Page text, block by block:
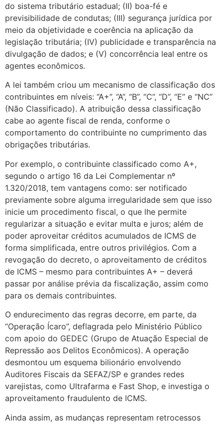
do sistema tributário estadual; (II) boa-fé e
previsibilidade de condutas; (III) segurança jurídica por
meio da objetividade e coerência na aplicação da
legislação tributária; (IV) publicidade e transparência na
divulgação de dados; e (V) concorrência leal entre os
agentes econômicos.
A lei também criou um mecanismo de classificação dos
contribuintes em níveis: “A+”, “A”, “B”, “C”, “D”, “E” e “NC”
(Não Classificado). A atribuição dessa classificação
cabe ao agente fiscal de renda, conforme o
comportamento do contribuinte no cumprimento das
obrigações tributárias.
Por exemplo, o contribuinte classificado como A+,
segundo o artigo 16 da Lei Complementar nº
1.320/2018, tem vantagens como: ser notificado
previamente sobre alguma irregularidade sem que isso
inicie um procedimento fiscal, o que lhe permite
regularizar a situação e evitar multa e juros; além de
poder aproveitar créditos acumulados de ICMS de
forma simplificada, entre outros privilégios. Com a
revogação do decreto, o aproveitamento de créditos
de ICMS – mesmo para contribuintes A+ – deverá
passar por análise prévia da fiscalização, assim como
para os demais contribuintes.
O endurecimento das regras decorre, em parte, da
“Operação Ícaro”, deflagrada pelo Ministério Público
com apoio do GEDEC (Grupo de Atuação Especial de
Repressão aos Delitos Econômicos). A operação
desmontou um esquema bilionário envolvendo
Auditores Fiscais da SEFAZ/SP e grandes redes
varejistas, como Ultrafarma e Fast Shop, e investiga o
aproveitamento fraudulento de ICMS.
Ainda assim, as mudanças representam retrocessos